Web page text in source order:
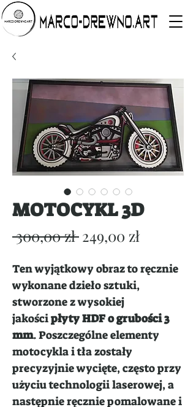
MOTOCYKL 3D
300,00 zł Regularna
249,00 złCena
Ten wyjątkowy obraz to ręcznie
wykonane dzieło sztuki,
stworzone z wysokiej
jakościpłyty HDF o grubości 3
mm. Poszczególne elementy
motocykla i tła zostały
precyzyjnie wycięte, często przy
użyciu technologii laserowej, a
następnie ręcznie pomalowane i